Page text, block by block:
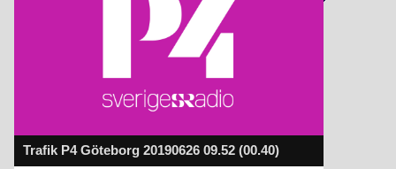
Trafik P4 Göteborg 20190626 09.52 (00.40)